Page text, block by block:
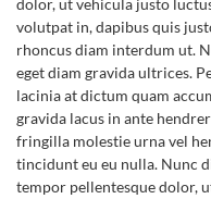
dolor, ut vehicula justo
volutpat in, dapibus quis
rhoncus diam interdum ut.
eget diam gravida ultrices.
lacinia at dictum quam
gravida lacus in ante
fringilla molestie urna vel
tincidunt eu eu nulla. Nunc
tempor pellentesque dolor,